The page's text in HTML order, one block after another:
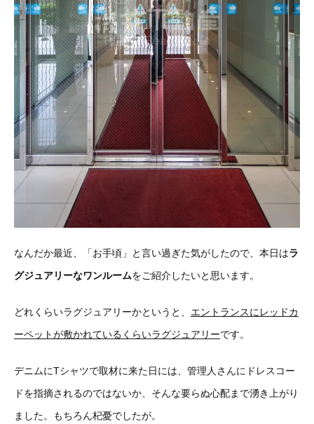
なんだか最近、「お手頃」と言い過ぎた気がしたので、本日はラ
グジュアリーなワンルームをご紹介したいと思います。
どれくらいラグジュアリーかというと、 エントランスにレッドカ
ーペットが敷かれているくらいラグジュアリーです。
デニムにTシャツで取材に来た日には、管理人さんにドレスコー
ドを指摘されるのではないか、そんな要らぬ心配まで湧き上がり
ました。もちろん杞憂でしたが。